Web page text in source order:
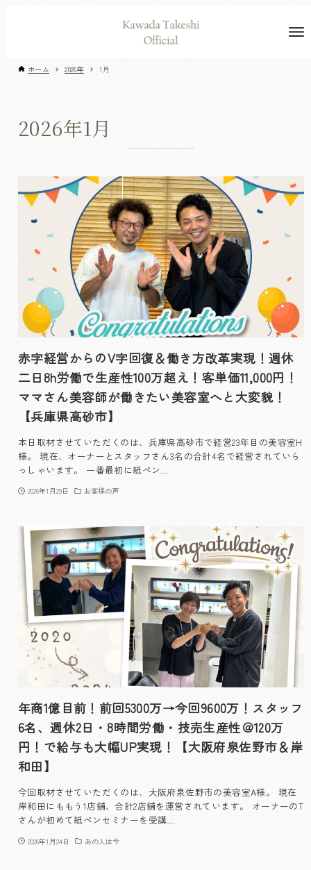
ホーム 2026年 1月
2026年1月
赤字経営からのV字回復＆働き方改革実現！週休
二日8h労働で生産性100万超え！客単価11,000円！
ママさん美容師が働きたい美容室へと大変貌！
【兵庫県高砂市】
本日取材させていただくのは、兵庫県高砂市で経営23年目の美容室H
様。 現在、オーナーとスタッフさん3名の合計4名で経営されていら
っしゃいます。 一番最初に紙ペン…
2026年1月29日 お客様の声
年商1億目前！前回5300万→今回9600万！スタッフ
6名、週休2日・8時間労働・技売生産性＠120万
円！で給与も大幅UP実現！【大阪府泉佐野市＆岸
和田】
今回取材させていただくのは、大阪府泉佐野市の美容室A様。 現在
岸和田にももう1店舗、合計2店舗を運営されています。 オーナーのT
さんが初めて紙ペンセミナーを受講…
2026年1月24日 あの人は今